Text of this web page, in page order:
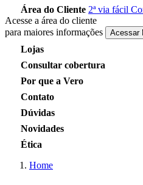
Área do Cliente 2ª via fácil
Acesse a área do cliente
para maiores informações
Acessar
Lojas
Consultar cobertura
Por que a Vero
Contato
Dúvidas
Novidades
Ética
Home